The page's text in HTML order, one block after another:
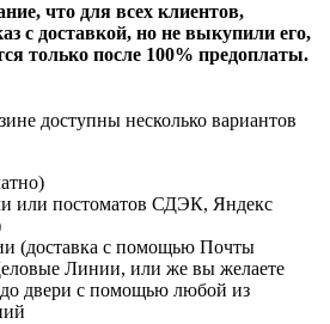
что для всех клиентов,
с доставкой, но не выкупили его,
только после 100% предоплаты.
доступны несколько вариантов
или постоматов СДЭК, Яндекс
(доставка с помощью Почты
Линии, или же вы желаете
до двери с помощью любой из